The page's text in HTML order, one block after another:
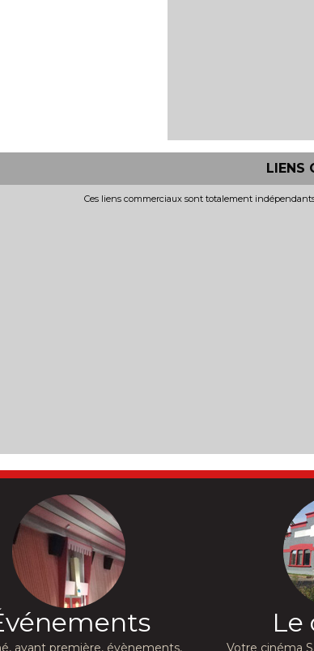
LIENS
Ces liens commerciaux sont totalement
avant première, évènements,
Le
Votre cinéma